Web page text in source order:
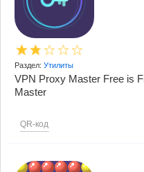
Раздел: Утилиты
VPN Proxy Master Free is
Master
QR-код